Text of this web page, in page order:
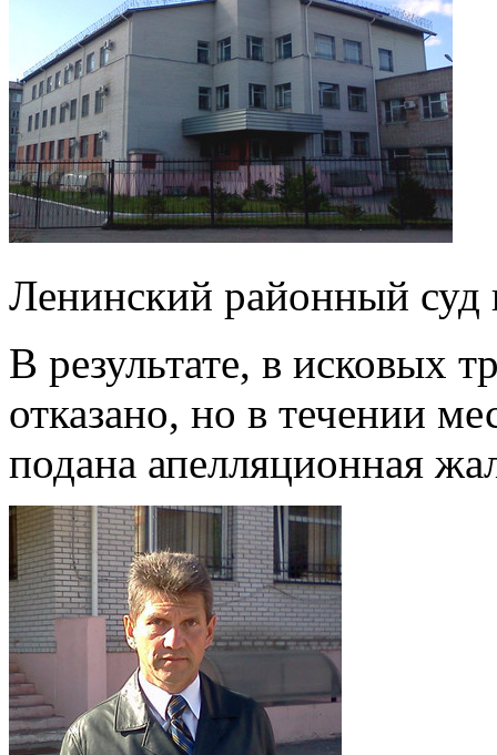
Ленинский районный суд
В результате, в исковых
отказано, но в течении
подана апелляционная